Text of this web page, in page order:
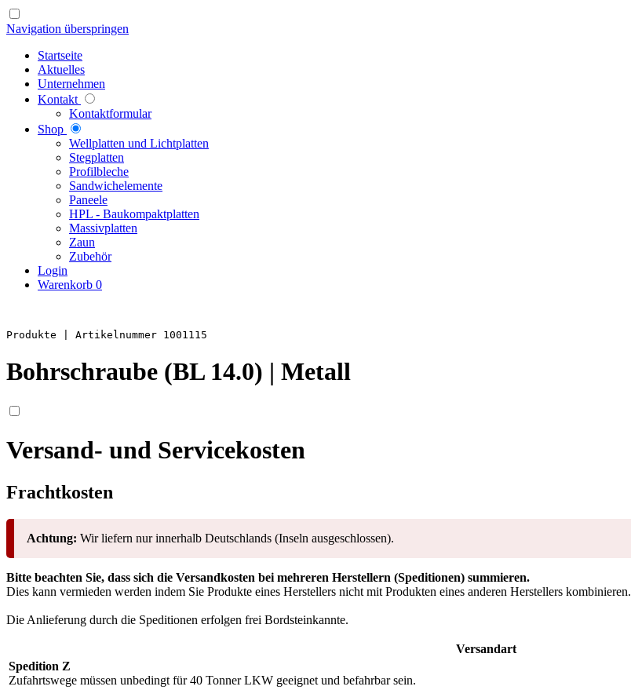
Navigation überspringen
Startseite
Aktuelles
Unternehmen
Kontakt
Kontaktformular
Shop
Well­platten und Licht­platten
Steg­platten
Profil­bleche
Sandwich­elemente
Paneele
HPL - Bau­kompakt­platten
Massiv­platten
Zaun
Zubehör
Login
Warenkorb 0
Produkte | Artikelnummer 1001115
Bohrschraube (BL 14.0) | Metall
Versand- und Servicekosten
Frachtkosten
Achtung: Wir liefern nur innerhalb Deutschlands (Inseln ausgeschlossen).
Bitte beachten Sie, dass sich die Versandkosten bei mehreren Herstellern (Speditionen) summieren.
Dies kann vermieden werden indem Sie Produkte eines Herstellers nicht mit Produkten eines anderen Herstellers kombinieren.
Die Anlieferung durch die Speditionen erfolgen frei Bordsteinkannte.
Versandart
Spedition Z
Zufahrtswege müssen unbedingt für 40 Tonner LKW geeignet und befahrbar sein.